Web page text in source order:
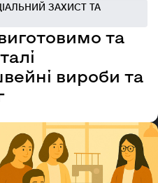
ЗАХИСТ ТА
та
вироби та